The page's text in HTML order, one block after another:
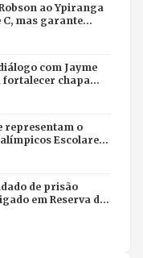
ao Ypiranga
mas garante
com Jayme
fortalecer chapa
representam o
Escolares
de prisão
em Reserva do